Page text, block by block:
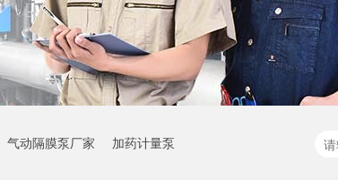
气动隔膜泵厂家 加药计量泵